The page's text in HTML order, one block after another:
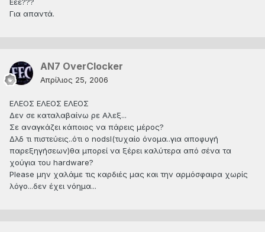
Για απαντά.
AN7 OverClocker
Απρίλιος 25, 2006
ΕΛΕΟΣ ΕΛΕΟΣ ΕΛΕΟΣ
Δεν σε καταλαβαίνω ρε Αλεξ...
Σε αναγκάζει κάποιος να πάρεις μέρος?
Δλδ τι πιστεύεις..ότι ο nodsl(τυχαίο όνομα..για αποφυγή
παρεξηγήσεων)θα μπορεί να ξέρει καλύτερα από σένα τα
χούγια του hardware?
Please μην χαλάμε τις καρδιές μας και την αρμόσφαιρα χωρίς
λόγο...δεν έχει νόημα...